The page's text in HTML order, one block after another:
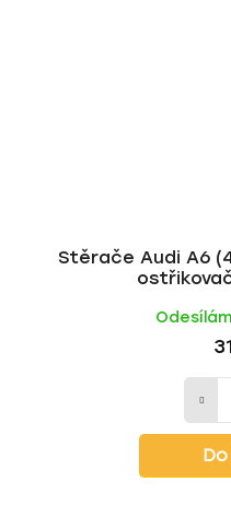
Stěrače Audi A6